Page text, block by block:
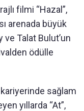
filmi “Hazal”,
arenada büyük
Talat Bulut’un
ödülle
sağlam
yıllarda “At”,